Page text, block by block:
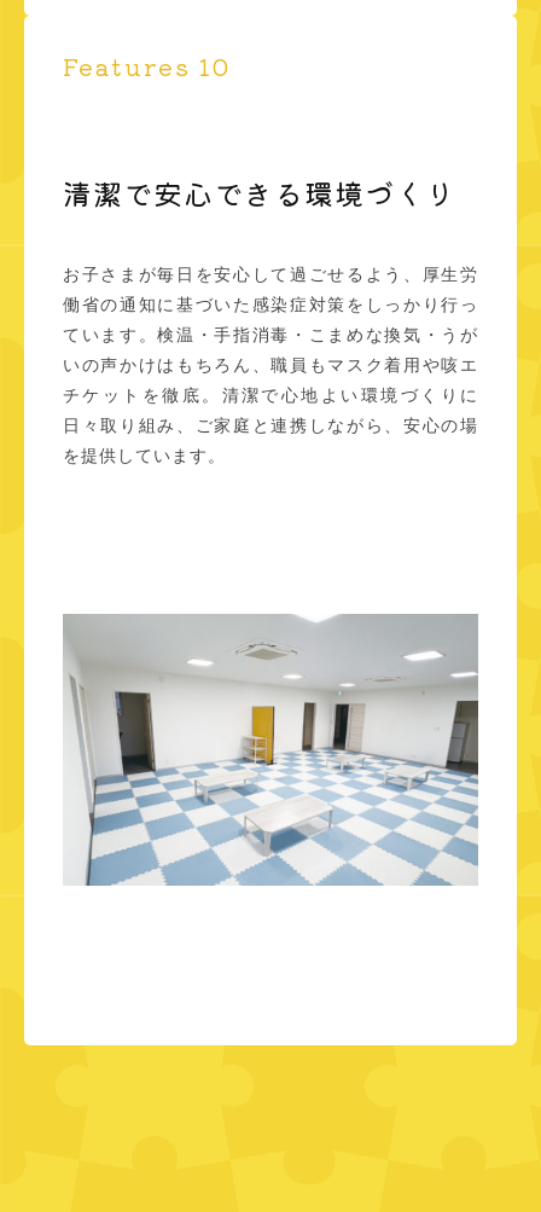
Features 10
清潔で安心できる環境づくり
お子さまが毎日を安心して過ごせるよう、厚生労
働省の通知に基づいた感染症対策をしっかり行っ
ています。検温・手指消毒・こまめな換気・うが
いの声かけはもちろん、職員もマスク着用や咳エ
チケットを徹底。清潔で心地よい環境づくりに
日々取り組み、ご家庭と連携しながら、安心の場
を提供しています。